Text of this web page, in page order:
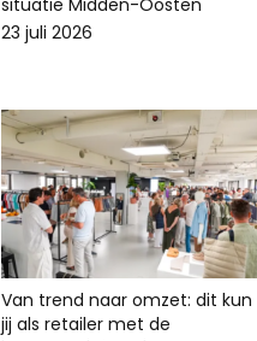
23 juli 2026
Van trend naar omzet: dit kun
jij als retailer met de